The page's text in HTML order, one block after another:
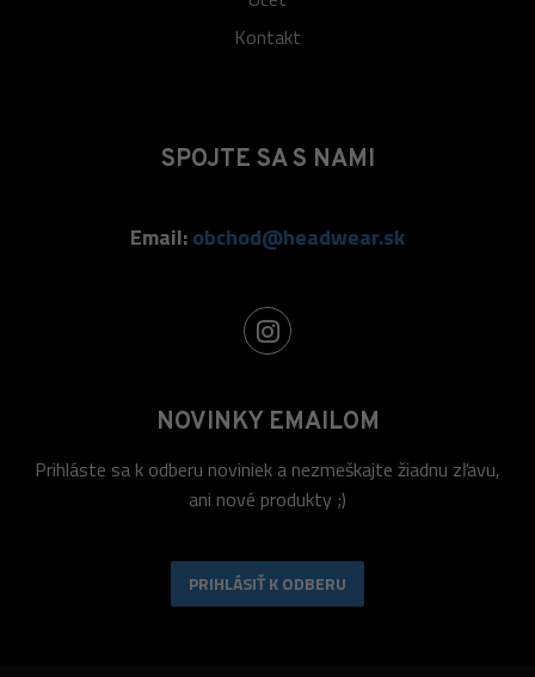
Kontakt
SPOJTE SA S NAMI
Email:obchod@headwear.sk
NOVINKY EMAILOM
Prihláste sa k odberu noviniek a nezmeškajte žiadnu zľavu,
ani nové produkty ;)
PRIHLÁSIŤ K ODBERU